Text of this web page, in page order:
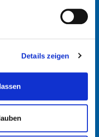
Details zeigen